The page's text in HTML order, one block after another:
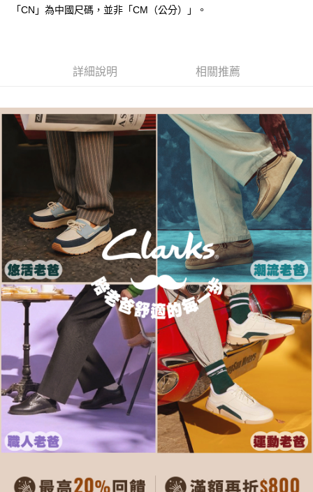
【「AFTEE先享後付」結帳流程】
ATM／網路銀行／等多元方式進行付款，方視為交易完成。
後付繳納相關費用。
※ 交易是否成功請以「AFTEE先享後付 」之結帳頁面顯示為準，若有關於
是否繳費成功／繳費後需取消欲退款等相關疑問，請聯繫「AFTEE先享後付
客戶支援中心」
https://netprotections.freshdesk.com/support/home
【注意事項】
１．透過由恩沛科技股份有限公司提供之「AFTEE先享後付」服務完成之交
易，需依本服務之必要範圍內提供個人資料，並將交易相關給付款項請求債
權轉讓予恩沛科技股份有限公司。
２．關於個人資料處理事宜，請瀏覽以下網址：
https://aftee.tw/terms/#terms3
３．未成年的使用者請事先徵得法定代理人或監護人之同意方可使用
「AFTEE先享後付」，若未經同意申辦者引起之損失，本公司不負相關責
任。
４．使用「AFTEE先享後付」時，將依據個別帳號之用戶狀況，依本公司即
時審查核予不同之上限額度；若仍有額度不足之情形，本公司將視審查結果
請求用戶進行身份認證。
５．嚴禁一人註冊多個帳號或使用他人資訊註冊。若發現惡意使用之情形，
恩沛科技股份有限公司將有權停止該用戶之使用額度並採取法律行動。
每筆NT$80，滿NT$1,000(含以上)免運費
付款後7-11取貨
宅配
每筆NT$80，滿NT$1,000(含以上)免運費
宅配-離島
每筆NT$120，滿NT$1,000(含以上)免運費
「CN」為中國尺碼，並非「CM（公分）」。
詳細說明 相關推薦